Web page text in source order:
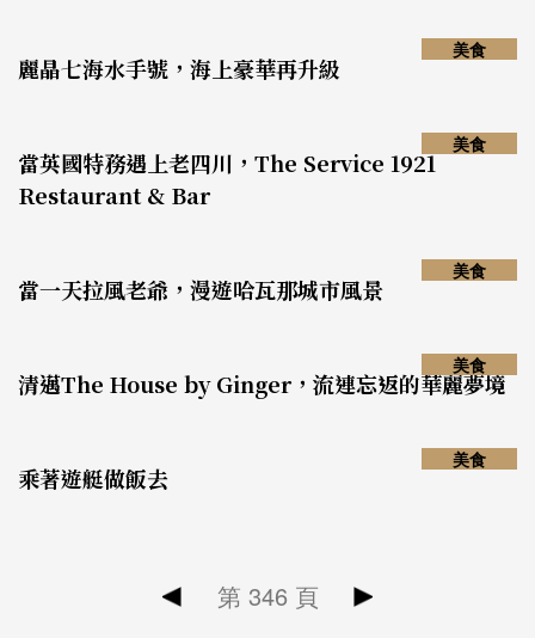
麗晶七海水手號，海上豪華再升級
美食
當英國特務遇上老四川，The Service 1921
Restaurant & Bar
美食
當一天拉風老爺，漫遊哈瓦那城市風景
美食
清邁The House by Ginger，流連忘返的華麗夢境
美食
乘著遊艇做飯去
美食
第 346 頁